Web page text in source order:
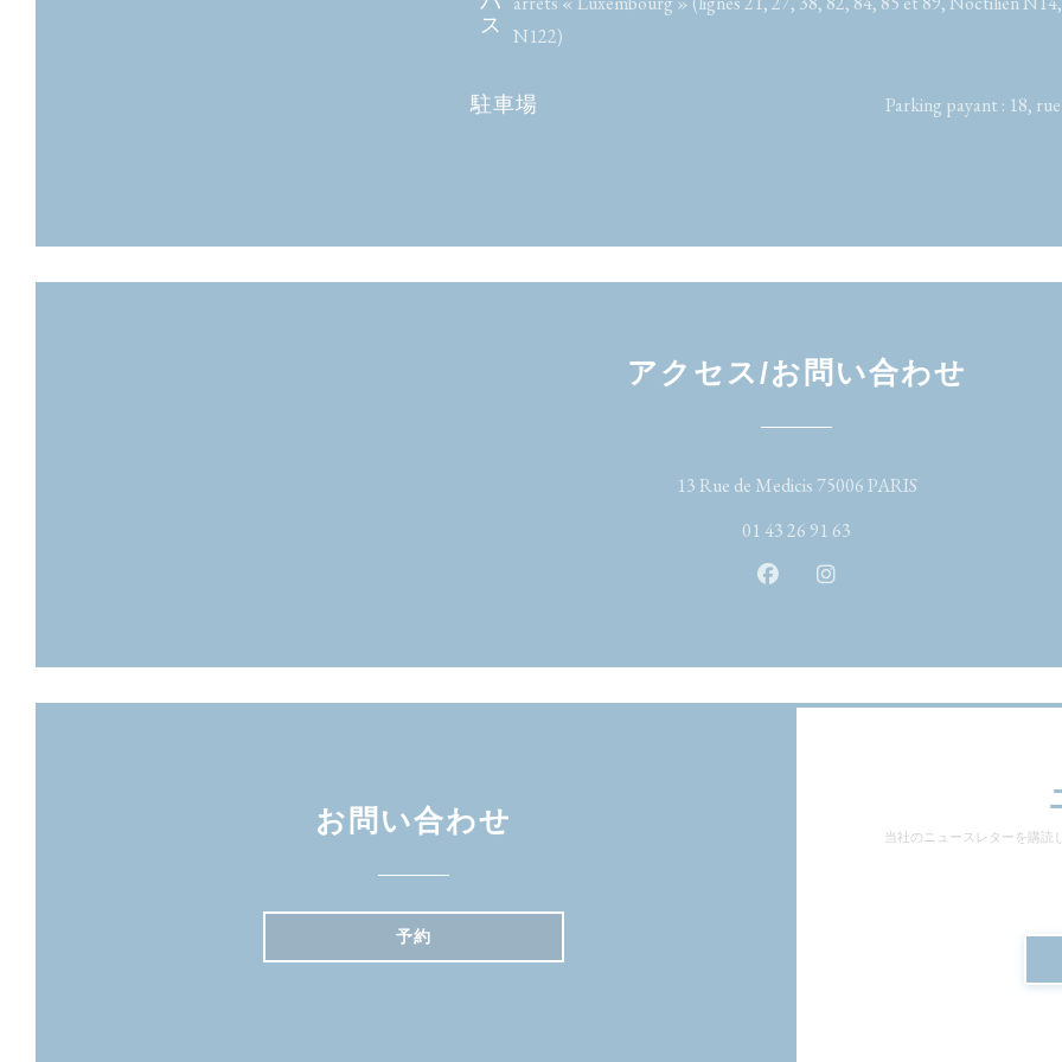
ス N122)
駐車場 Parking payant : 18,
アクセス/お問い合わせ
13 Rue de Medicis 75006 PARIS((新しいウィンド
01 43 26 91 63
Facebook ((新しいウィンドウで
Instagram ((新しいウィン
お問い合わせ
予約
当社のニュースレターを購読